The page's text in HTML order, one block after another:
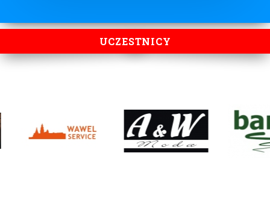
UCZESTNICY